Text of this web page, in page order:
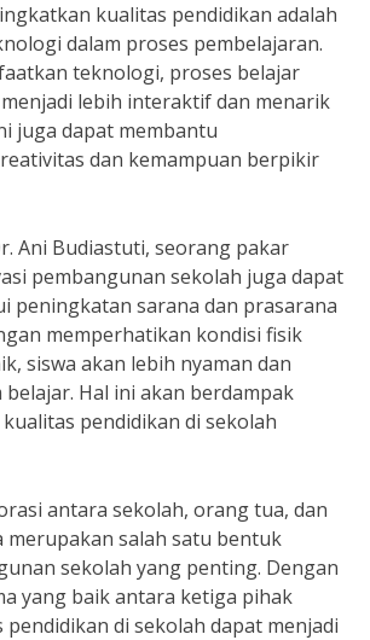
kualitas pendidikan adalah
dalam proses pembelajaran.
teknologi, proses belajar
lebih interaktif dan menarik
juga dapat membantu
dan kemampuan berpikir
Ani Budiastuti, seorang pakar
pembangunan sekolah juga dapat
peningkatan sarana dan prasarana
memperhatikan kondisi fisik
siswa akan lebih nyaman dan
belajar. Hal ini akan berdampak
pendidikan di sekolah
antara sekolah, orang tua, dan
merupakan salah satu bentuk
sekolah yang penting. Dengan
yang baik antara ketiga pihak
di sekolah dapat menjadi